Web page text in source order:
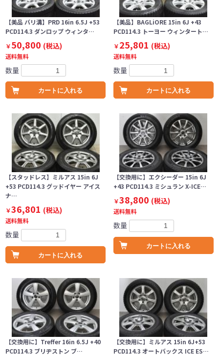
【美品 バリ溝】PRD 16in 6.5J +53
PCD114.3 ダンロップ ウィンタ…
￥50,800 (税込)
送料無料
数量
カートに入れる
【美品】BAGLiORE 15in 6J +43
PCD114.3 トーヨー ウィンタート…
￥25,801 (税込)
送料無料
数量
カートに入れる
【スタッドレス】ミルアス 15in 6J
+53 PCD114.3 グッドイヤー アイス
ナ…
￥36,801 (税込)
送料無料
数量
カートに入れる
【交換用に】エクシーダー 15in 6J
+43 PCD114.3 ミシュラン X-ICE…
￥38,800 (税込)
送料無料
数量
カートに入れる
【交換用に】Treffer 16in 6.5J +40
PCD114.3 ブリヂストン ブ…
【交換用に】ミルアス 15in 6J+53
PCD114.3 オートバックス ICE ES…